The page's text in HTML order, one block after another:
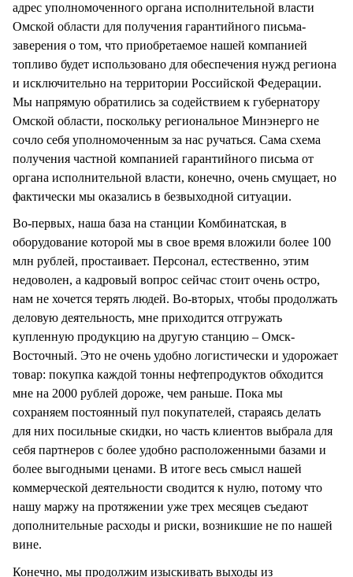
адрес уполномоченного органа исполнительной власти
Омской области для получения гарантийного письма-
заверения о том, что приобретаемое нашей компанией
топливо будет использовано для обеспечения нужд региона
и исключительно на территории Российской Федерации.
Мы напрямую обратились за содействием к губернатору
Омской области, поскольку региональное Минэнерго не
сочло себя уполномоченным за нас ручаться. Сама схема
получения частной компанией гарантийного письма от
органа исполнительной власти, конечно, очень смущает, но
фактически мы оказались в безвыходной ситуации.
Во-первых, наша база на станции Комбинатская, в
оборудование которой мы в свое время вложили более 100
млн рублей, простаивает. Персонал, естественно, этим
недоволен, а кадровый вопрос сейчас стоит очень остро,
нам не хочется терять людей. Во-вторых, чтобы продолжать
деловую деятельность, мне приходится отгружать
купленную продукцию на другую станцию – Омск-
Восточный. Это не очень удобно логистически и удорожает
товар: покупка каждой тонны нефтепродуктов обходится
мне на 2000 рублей дороже, чем раньше. Пока мы
сохраняем постоянный пул покупателей, стараясь делать
для них посильные скидки, но часть клиентов выбрала для
себя партнеров с более удобно расположенными базами и
более выгодными ценами. В итоге весь смысл нашей
коммерческой деятельности сводится к нулю, потому что
нашу маржу на протяжении уже трех месяцев съедают
дополнительные расходы и риски, возникшие не по нашей
вине.
Конечно, мы продолжим изыскивать выходы из